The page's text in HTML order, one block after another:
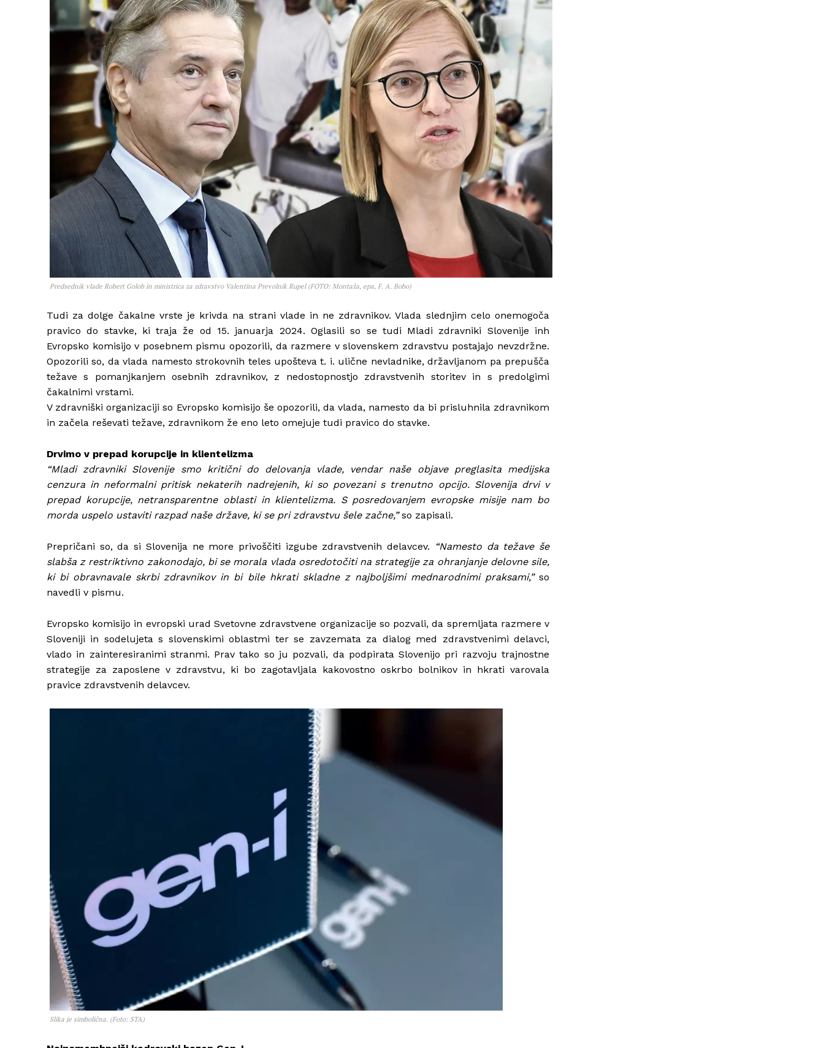
Predsednik vlade Robert Golob in ministrica za zdravstvo Valentina Prevolnik Rupel (FOTO: Montaža, epa, F. A. Bobo)
Tudi za dolge čakalne vrste je krivda na strani vlade in ne zdravnikov. Vlada slednjim celo onemogoča
pravico do stavke, ki traja že od 15. januarja 2024. Oglasili so se tudi Mladi zdravniki Slovenije inh
Evropsko komisijo v posebnem pismu opozorili, da razmere v slovenskem zdravstvu postajajo nevzdržne.
Opozorili so, da vlada namesto strokovnih teles upošteva t. i. ulične nevladnike, državljanom pa prepušča
težave s pomanjkanjem osebnih zdravnikov, z nedostopnostjo zdravstvenih storitev in s predolgimi
čakalnimi vrstami.
V zdravniški organizaciji so Evropsko komisijo še opozorili, da vlada, namesto da bi prisluhnila zdravnikom
in začela reševati težave, zdravnikom že eno leto omejuje tudi pravico do stavke.
Drvimo v prepad korupcije in klientelizma
“Mladi zdravniki Slovenije smo kritični do delovanja vlade, vendar naše objave preglasita medijska
cenzura in neformalni pritisk nekaterih nadrejenih, ki so povezani s trenutno opcijo. Slovenija drvi v
prepad korupcije, netransparentne oblasti in klientelizma. S posredovanjem evropske misije nam bo
morda uspelo ustaviti razpad naše države, ki se pri zdravstvu šele začne,”so zapisali.
Prepričani so, da si Slovenija ne more privoščiti izgube zdravstvenih delavcev. “Namesto da težave še
slabša z restriktivno zakonodajo, bi se morala vlada osredotočiti na strategije za ohranjanje delovne sile,
ki bi obravnavale skrbi zdravnikov in bi bile hkrati skladne z najboljšimi mednarodnimi praksami,”so
navedli v pismu.
Evropsko komisijo in evropski urad Svetovne zdravstvene organizacije so pozvali, da spremljata razmere v
Sloveniji in sodelujeta s slovenskimi oblastmi ter se zavzemata za dialog med zdravstvenimi delavci,
vlado in zainteresiranimi stranmi. Prav tako so ju pozvali, da podpirata Slovenijo pri razvoju trajnostne
strategije za zaposlene v zdravstvu, ki bo zagotavljala kakovostno oskrbo bolnikov in hkrati varovala
pravice zdravstvenih delavcev.
Slika je simbolična. (Foto: STA)